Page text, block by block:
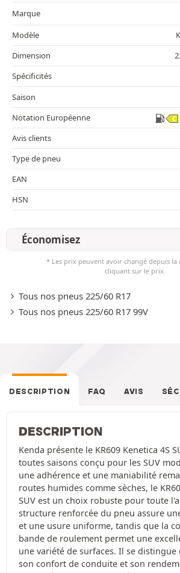
Marque
Modèle
Dimension
Spécificités
Saison
Notation Européenne
C
Avis clients
Type de pneu
EAN
HSN
Économisez
* Les prix peuvent avoir changé depuis la
cliquant sur le prix.
Tous nos pneus 225/60 R17
Tous nos pneus 225/60 R17 99V
DESCRIPTION FAQ AVIS
DESCRIPTION
Kenda présente le KR609 Kenetica 4S
toutes saisons conçu pour les SUV
une adhérence et une maniabilité
routes humides comme sèches, le
SUV est un choix robuste pour toute
structure renforcée du pneu assure
et une usure uniforme, tandis que la
bande de roulement permet une
une variété de surfaces. Il se
son confort de conduite et son